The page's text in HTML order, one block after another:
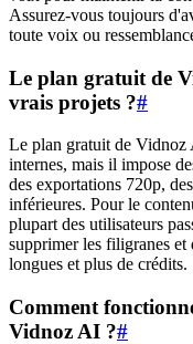
Assurez-vous toujours
toute voix ou
Le plan gratuit de
vrais projets ?#
Le plan gratuit de Vidnoz
internes, mais il impose
des exportations 720p,
inférieures. Pour le
plupart des utilisateurs
supprimer les filigranes
longues et plus de crédits.
Comment
Vidnoz AI ?#